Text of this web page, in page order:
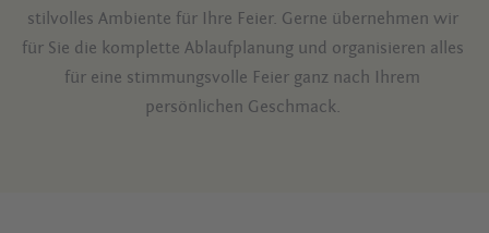
stilvolles Ambiente für Ihre Feier. Gerne übernehmen wir
für Sie die komplette Ablaufplanung und organisieren alles
für eine stimmungsvolle Feier ganz nach Ihrem
persönlichen Geschmack.